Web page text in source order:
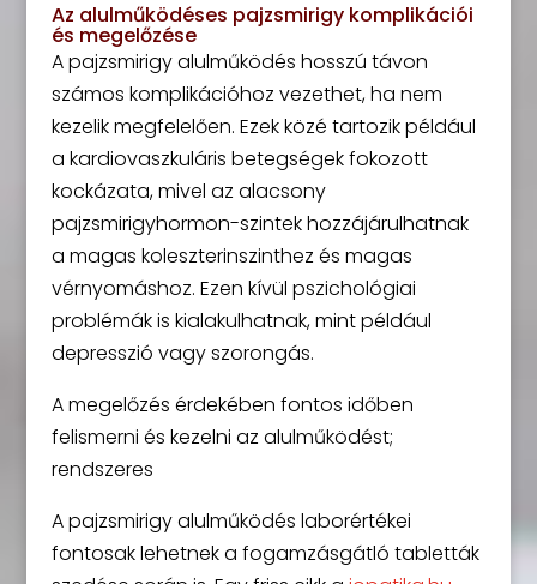
Az alulműködéses pajzsmirigy komplikációi
és megelőzése
A pajzsmirigy alulműködés hosszú távon
számos komplikációhoz vezethet, ha nem
kezelik megfelelően. Ezek közé tartozik például
a kardiovaszkuláris betegségek fokozott
kockázata, mivel az alacsony
pajzsmirigyhormon-szintek hozzájárulhatnak
a magas koleszterinszinthez és magas
vérnyomáshoz. Ezen kívül pszichológiai
problémák is kialakulhatnak, mint például
depresszió vagy szorongás.
A megelőzés érdekében fontos időben
felismerni és kezelni az alulműködést;
rendszeres
A pajzsmirigy alulműködés laborértékei
fontosak lehetnek a fogamzásgátló tabletták